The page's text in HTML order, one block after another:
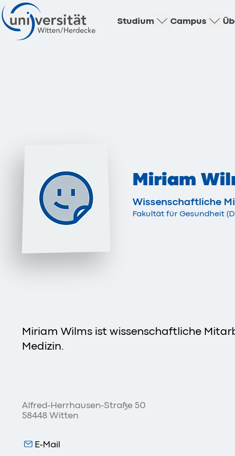
Studium Campus
Miriam
Wissenschaftliche
Fakultät für Gesundheit
Miriam Wilms ist wissenschaftliche
Medizin.
Alfred-Herrhausen-Straße 50
58448 Witten
E-Mail